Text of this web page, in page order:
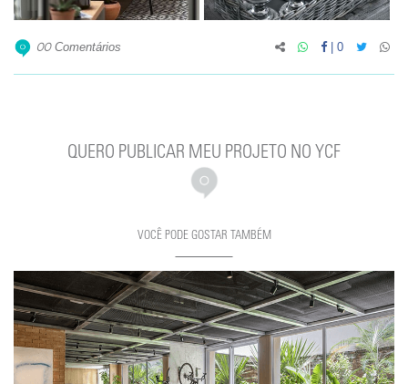
00 Comentários | 0
QUERO PUBLICAR MEU PROJETO NO YCF
VOCÊ PODE GOSTAR TAMBÉM